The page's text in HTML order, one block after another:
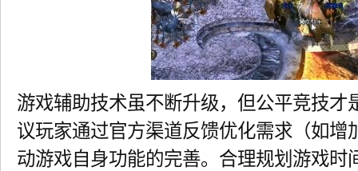
游戏辅助技术虽不断升级，但公平竞技才
议玩家通过官方渠道反馈优化需求（如增
动游戏自身功能的完善。合理规划游戏时